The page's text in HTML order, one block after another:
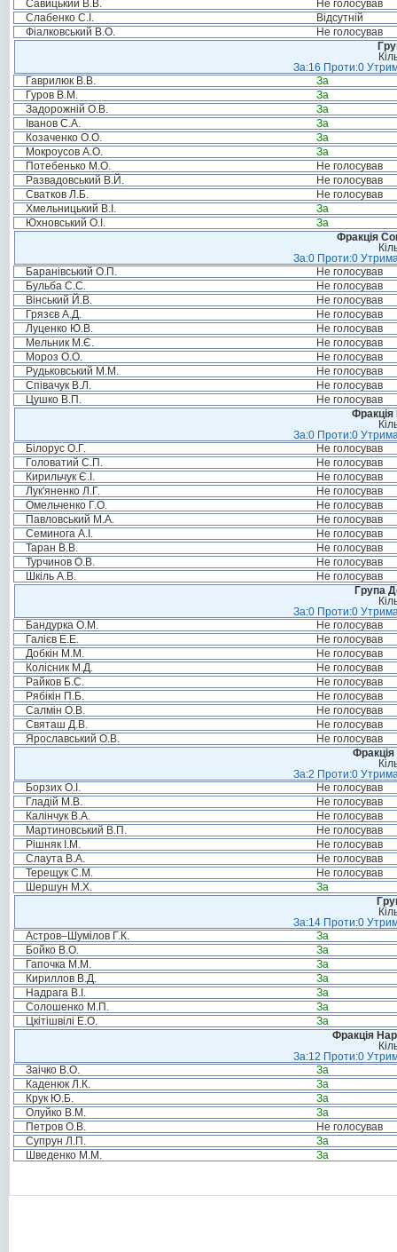
Савицький В.В.
Не голосував
Слабенко С.І.
Відсутній
Фіалковський В.О.
Не голосував
За:16 Проти:0
Гаврилюк В.В.
За
Гуров В.М.
За
Задорожній О.В.
За
Іванов С.А.
За
Козаченко О.О.
За
Мокроусов А.О.
За
Потебенько М.О.
Не голосував
Развадовський В.Й.
Не голосував
Сватков Л.Б.
Не голосував
Хмельницький В.І.
За
Юхновський О.І.
За
Фракція
За:0 Проти:0
Баранівський О.П.
Не голосував
Бульба С.С.
Не голосував
Вінський Й.В.
Не голосував
Грязєв А.Д.
Не голосував
Луценко Ю.В.
Не голосував
Мельник М.Є.
Не голосував
Мороз О.О.
Не голосував
Рудьковський М.М.
Не голосував
Співачук В.Л.
Не голосував
Цушко В.П.
Не голосував
За:0 Проти:0
Білорус О.Г.
Не голосував
Головатий С.П.
Не голосував
Кирильчук Є.І.
Не голосував
Лук'яненко Л.Г.
Не голосував
Омельченко Г.О.
Не голосував
Павловський М.А.
Не голосував
Семинога А.І.
Не голосував
Таран В.В.
Не голосував
Турчинов О.В.
Не голосував
Шкіль А.В.
Не голосував
Група
За:0 Проти:0
Бандурка О.М.
Не голосував
Галієв Е.Е.
Не голосував
Добкін М.М.
Не голосував
Колісник М.Д.
Не голосував
Райков Б.С.
Не голосував
Рябікін П.Б.
Не голосував
Салмін О.В.
Не голосував
Святаш Д.В.
Не голосував
Ярославський О.В.
Не голосував
Фракція
За:2 Проти:0
Борзих О.І.
Не голосував
Гладій М.В.
Не голосував
Калінчук В.А.
Не голосував
Мартиновський В.П.
Не голосував
Рішняк І.М.
Не голосував
Слаута В.А.
Не голосував
Терещук С.М.
Не голосував
Шершун М.Х.
За
За:14 Проти:0
Астров–Шумілов Г.К.
За
Бойко В.О.
За
Гапочка М.М.
За
Кириллов В.Д.
За
Надрага В.І.
За
Солошенко М.П.
За
Цкітішвілі Е.О.
За
Фракція
За:12 Проти:0
Заічко В.О.
За
Каденюк Л.К.
За
Крук Ю.Б.
За
Олуйко В.М.
За
Петров О.В.
Не голосував
Супрун Л.П.
За
Шведенко М.М.
За